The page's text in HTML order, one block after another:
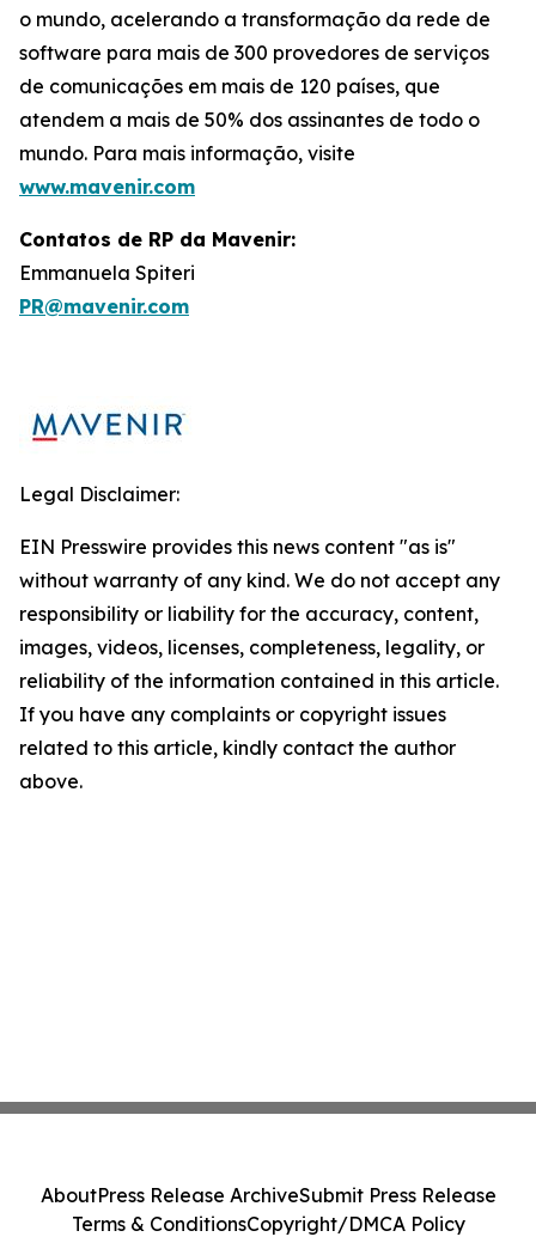
o mundo, acelerando a transformação da rede de
software para mais de 300 provedores de serviços
de comunicações em mais de 120 países, que
atendem a mais de 50% dos assinantes de todo o
mundo. Para mais informação, visite
www.mavenir.com
Contatos de RP da Mavenir:
Emmanuela Spiteri
PR@mavenir.com
Legal Disclaimer:
EIN Presswire provides this news content "as is"
without warranty of any kind. We do not accept any
responsibility or liability for the accuracy, content,
images, videos, licenses, completeness, legality, or
reliability of the information contained in this article.
If you have any complaints or copyright issues
related to this article, kindly contact the author
above.
AboutPress Release ArchiveSubmit Press Release
Terms & ConditionsCopyright/DMCA Policy